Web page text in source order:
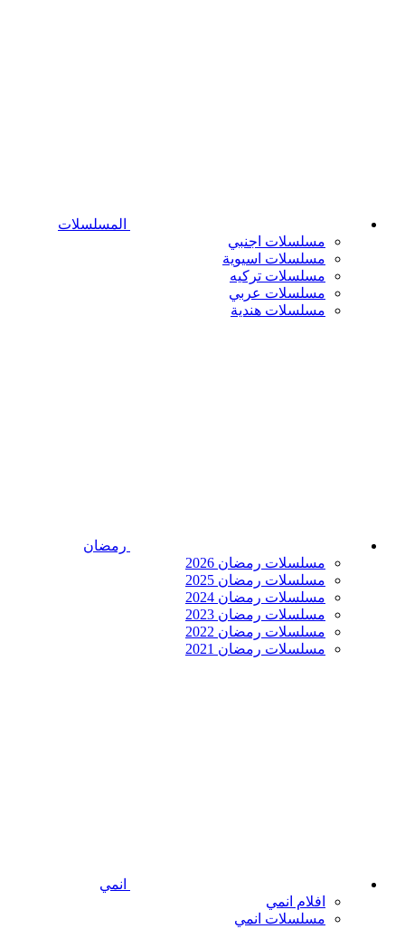
المسلسلات
مسلسلات اجنبي
مسلسلات اسيوية
مسلسلات تركيه
مسلسلات عربي
مسلسلات هندية
رمضان
مسلسلات رمضان 2026
مسلسلات رمضان 2025
مسلسلات رمضان 2024
مسلسلات رمضان 2023
مسلسلات رمضان 2022
مسلسلات رمضان 2021
انمي
افلام انمي
مسلسلات انمي